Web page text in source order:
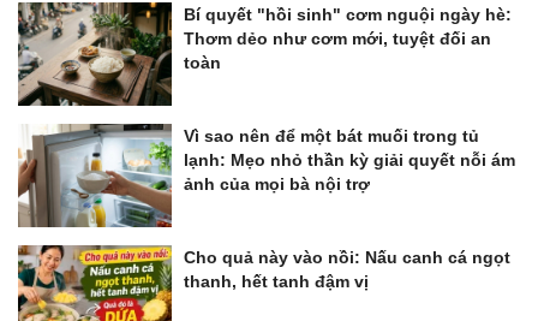
Bí quyết "hồi sinh" cơm nguội ngày hè:
Thơm dẻo như cơm mới, tuyệt đối an
toàn
Vì sao nên để một bát muối trong tủ
lạnh: Mẹo nhỏ thần kỳ giải quyết nỗi ám
ảnh của mọi bà nội trợ
Cho quả này vào nồi: Nấu canh cá ngọt
thanh, hết tanh đậm vị